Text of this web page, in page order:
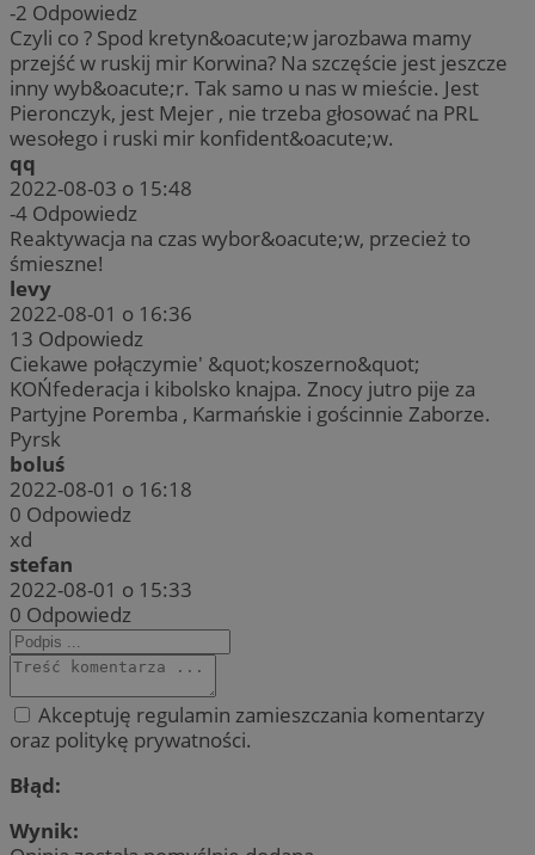
-2 Odpowiedz
Czyli co ? Spod kretyn&oacute;w jarozbawa mamy
przejść w ruskij mir Korwina? Na szczęście jest jeszcze
inny wyb&oacute;r. Tak samo u nas w mieście. Jest
Pieronczyk, jest Mejer , nie trzeba głosować na PRL
wesołego i ruski mir konfident&oacute;w.
qq
2022-08-03 o 15:48
-4 Odpowiedz
Reaktywacja na czas wybor&oacute;w, przecież to
śmieszne!
levy
2022-08-01 o 16:36
13 Odpowiedz
Ciekawe połączymie' &quot;koszerno&quot;
KOŃfederacja i kibolsko knajpa. Znocy jutro pije za
Partyjne Poremba , Karmańskie i gościnnie Zaborze.
Pyrsk
boluś
2022-08-01 o 16:18
0 Odpowiedz
xd
stefan
2022-08-01 o 15:33
0 Odpowiedz
Akceptuję regulamin zamieszczania komentarzy
oraz politykę prywatności.
Błąd:
Wynik: